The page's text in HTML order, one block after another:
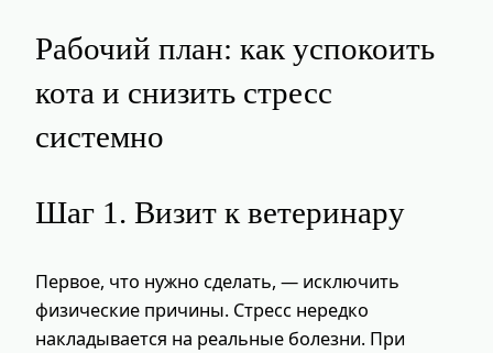
Рабочий план: как успокоить
кота и снизить стресс
системно
Шаг 1. Визит к ветеринару
Первое, что нужно сделать, — исключить
физические причины. Стресс нередко
накладывается на реальные болезни. При